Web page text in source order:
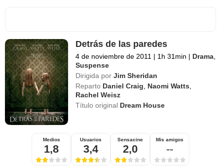
Detrás de las paredes
4 de noviembre de 2011 | 1h 31min | Drama,
Suspense
Dirigida por Jim Sheridan
Reparto Daniel Craig, Naomi Watts,
Rachel Weisz
Título original Dream House
Medios
1,8
Usuarios
3,4
Sensacine
2,0
Mis amigos
--